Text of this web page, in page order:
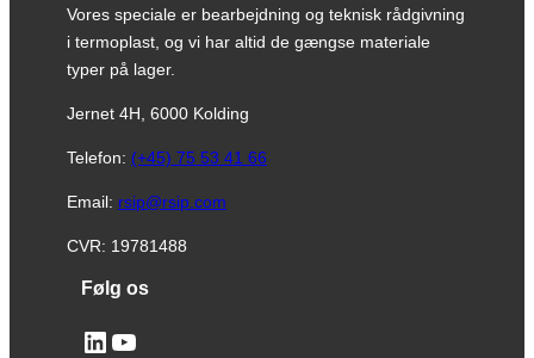
Vores speciale er bearbejdning og teknisk rådgivning
i termoplast, og vi har altid de gængse materiale
typer på lager.
Jernet 4H, 6000 Kolding
Telefon: (+45) 75 53 41 66
Email: rsip@rsip.com
CVR: 19781488
Følg os
LinkedIn
YouTube